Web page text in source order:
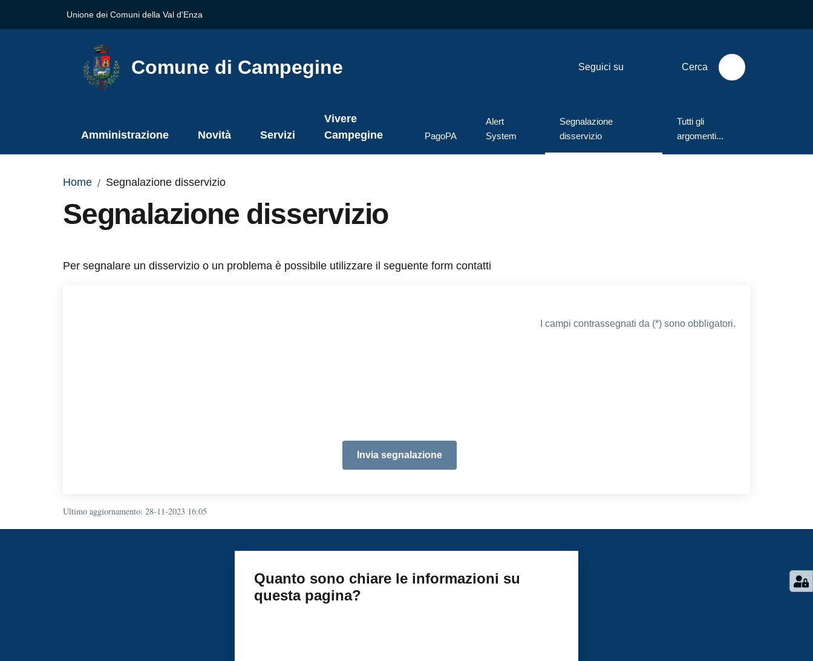
Unione dei Comuni della Val d'Enza
Comune di Campegine Seguici su Cerca
Amministrazione Novità Servizi
Vivere
Campegine
PagoPA
Alert
System
Segnalazione
disservizio
Menu selezionato
Tutti gli
argomenti...
Home / Segnalazione disservizio
Segnalazione disservizio
Per segnalare un disservizio o un problema è possibile utilizzare il seguente form contatti
I campi contrassegnati da (*) sono obbligatori.
Invia segnalazione
Ultimo aggiornamento: 28-11-2023 16:05
Quanto sono chiare le informazioni su
questa pagina?